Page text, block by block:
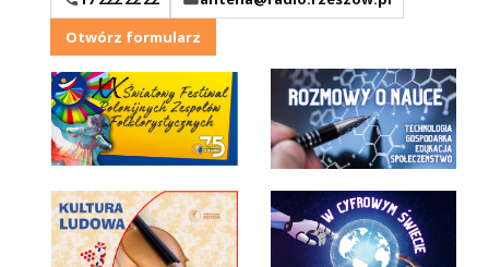
Otwórz formularz